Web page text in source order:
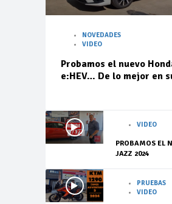
NOVEDADES
VIDEO
Probamos el nuevo
e:HEV… De lo mejor en
VIDEO
PROBAMOS EL
JAZZ 2024
PRUEBAS
VIDEO